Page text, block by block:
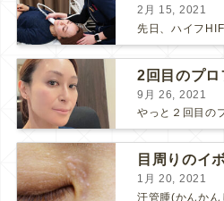
2月 15, 2021
2回目のプロ
9月 26, 2021
1月 20, 2021